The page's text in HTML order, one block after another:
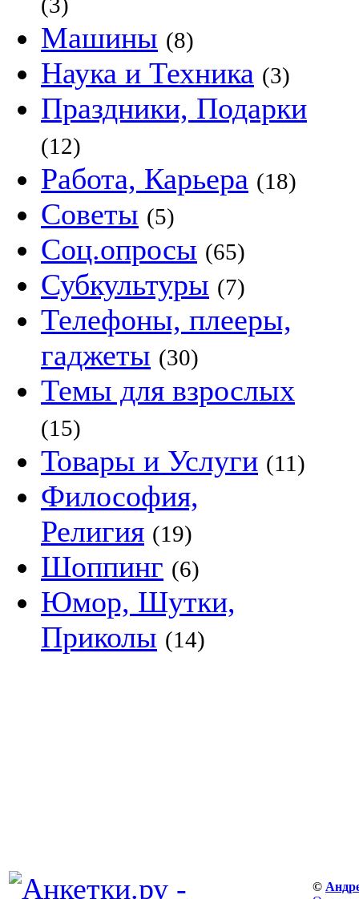
Машины (8)
Наука и Техника (3)
Праздники, Подарки
(12)
Работа, Карьера (18)
Советы (5)
Соц.опросы (65)
Субкультуры (7)
Телефоны, плееры,
гаджеты (30)
Темы для взрослых
(15)
Товары и Услуги (11)
Философия,
Религия (19)
Шоппинг (6)
Юмор, Шутки,
Приколы (14)
©